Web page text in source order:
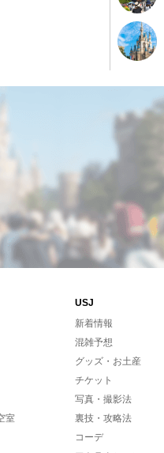
USJ
室
新着情報
混雑予想
グッズ・お土産
チケット
写真・撮影法
裏技・攻略法
コーデ